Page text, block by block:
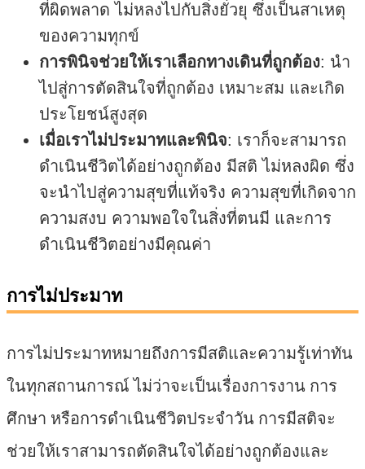
ที่ผิดพลาด ไม่หลงไปกับสิ่งยั่วยุ ซึ่งเป็นสาเหตุ
ของความทุกข์
การพินิจช่วยให้เราเลือกทางเดินที่ถูกต้อง: นำ
ไปสู่การตัดสินใจที่ถูกต้อง เหมาะสม และเกิด
ประโยชน์สูงสุด
เมื่อเราไม่ประมาทและพินิจ: เราก็จะสามารถ
ดำเนินชีวิตได้อย่างถูกต้อง มีสติ ไม่หลงผิด ซึ่ง
จะนำไปสู่ความสุขที่แท้จริง ความสุขที่เกิดจาก
ความสงบ ความพอใจในสิ่งที่ตนมี และการ
ดำเนินชีวิตอย่างมีคุณค่า
การไม่ประมาท
การไม่ประมาทหมายถึงการมีสติและความรู้เท่าทัน
ในทุกสถานการณ์ ไม่ว่าจะเป็นเรื่องการงาน การ
ศึกษา หรือการดำเนินชีวิตประจำวัน การมีสติจะ
ช่วยให้เราสามารถตัดสินใจได้อย่างถูกต้องและ